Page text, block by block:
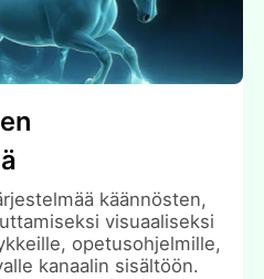
käännösten,
visuaaliseksi
opetusohjelmille,
kanaalin sisältöön.